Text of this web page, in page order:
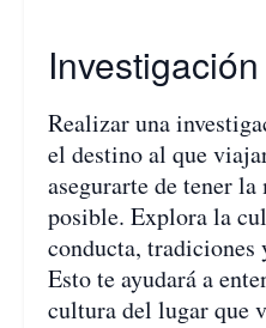
Realizar una
el destino al que
asegurarte de tener
posible. Explora la
conducta, tradiciones
Esto te ayudará a
cultura del lugar que